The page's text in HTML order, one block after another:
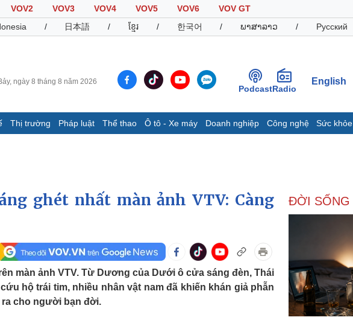
VOV2 VOV3 VOV4 VOV5 VOV6
VOV GT
/ 日本語 / ខ្មែរ / 한국어 / ພາສາລາວ / Русский
ngày 8 tháng 8 năm 2026
PodcastRadio
English
Thị trường Pháp luật Thể thao Ô tô - Xe máy Doanh nghiệp Công nghệ Sức khỏe
E-Magazine
Infographic
Thể thao
Lịch thi đấu bóng đá
Thế giới thể thao
eSports
Ô tô - Xe máy
Xe máy
Tư vấn
Doanh nghiệp
Thông tin doanh nghiệp
Doanh nghiệp 24h
Doanh nhân
Vì cộng đồng
ghét nhất màn ảnh VTV: Càng
màn ảnh VTV. Từ Dương của Dưới ô cửa sáng đèn, Thái
hộ trái tim, nhiều nhân vật nam đã khiến khán giả phẫn
cho người bạn đời.
ĐỜI SỐNG